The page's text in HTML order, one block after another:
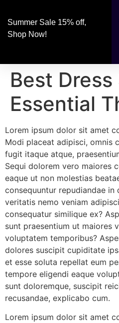
Summer Sale 15% off,
Shop Now!
Best Dress
Essential
Lorem ipsum dolor sit amet
Modi placeat adipisci, omnis
fugit itaque atque,
Sequi dolorem vero maiores
eaque ut non molestias
consequuntur repudiandae in
veritatis nemo veniam
consequatur similique ex?
sunt praesentium ut maiores
voluptatem temporibus?
dolores suscipit cupiditate
et esse soluta repellat eum
tempore eligendi eaque
sunt doloremque, suscipit
recusandae, explicabo cum.
Lorem ipsum dolor sit amet